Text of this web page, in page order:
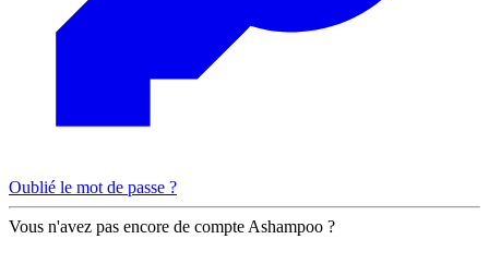
Oublié le mot de passe ?
Vous n'avez pas encore de compte Ashampoo ?